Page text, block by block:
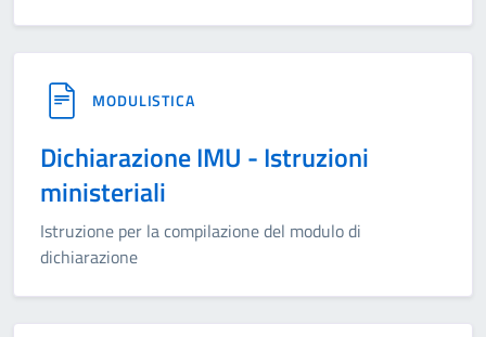
MODULISTICA
Dichiarazione IMU - Istruzioni
ministeriali
Istruzione per la compilazione del modulo di
dichiarazione